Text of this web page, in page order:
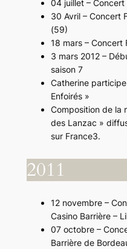
04 juillet – Concert
30 Avril – Concert
(59)
18 mars – Concert
3 mars 2012 –
saison 7
Catherine
Enfoirés »
Composition de la
des Lanzac »
sur France3.
2011
12 novembre –
Casino Barrière –
07 octobre –
Barrière de